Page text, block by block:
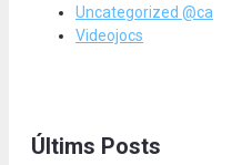
Uncategorized @ca
Videojocs
Últims Posts